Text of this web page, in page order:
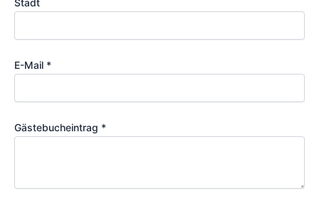
Stadt
E-Mail *
Gästebucheintrag *